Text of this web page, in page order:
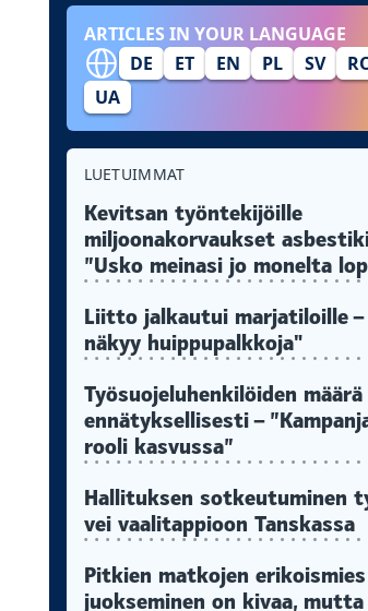
ARTICLES IN YOUR LANGUAGE
DE
ET EN PL SV
UA
LUETUIMMAT
Kevitsan työntekijöille
miljoonakorvaukset
”Usko meinasi jo monelta
Liitto jalkautui marjatiloille –
näkyy huippupalkkoja"
Työsuojeluhenkilöiden
ennätyksellisesti –
rooli kasvussa”
Hallituksen sotkeutuminen
vei vaalitappioon Tanskassa
Pitkien matkojen erikoismies
juokseminen on kivaa,